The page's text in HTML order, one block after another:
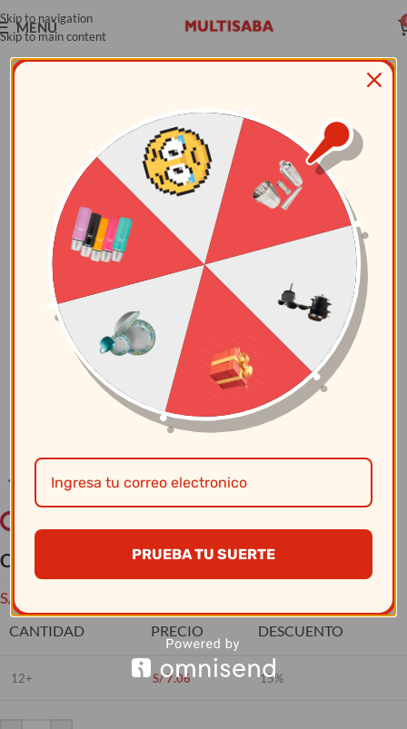
Skip to navigation
Skip to main content
MENÚ
Cristar – Copa Premiere Helado 0519Al
S/ 8.30
CANTIDAD PRECIO DESCUENTO
12+ S/7.06 15%
PRUEBA TU SUERTE